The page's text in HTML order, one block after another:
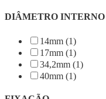
DIÂMETRO INTERNO
14mm (1)
17mm (1)
34,2mm (1)
40mm (1)